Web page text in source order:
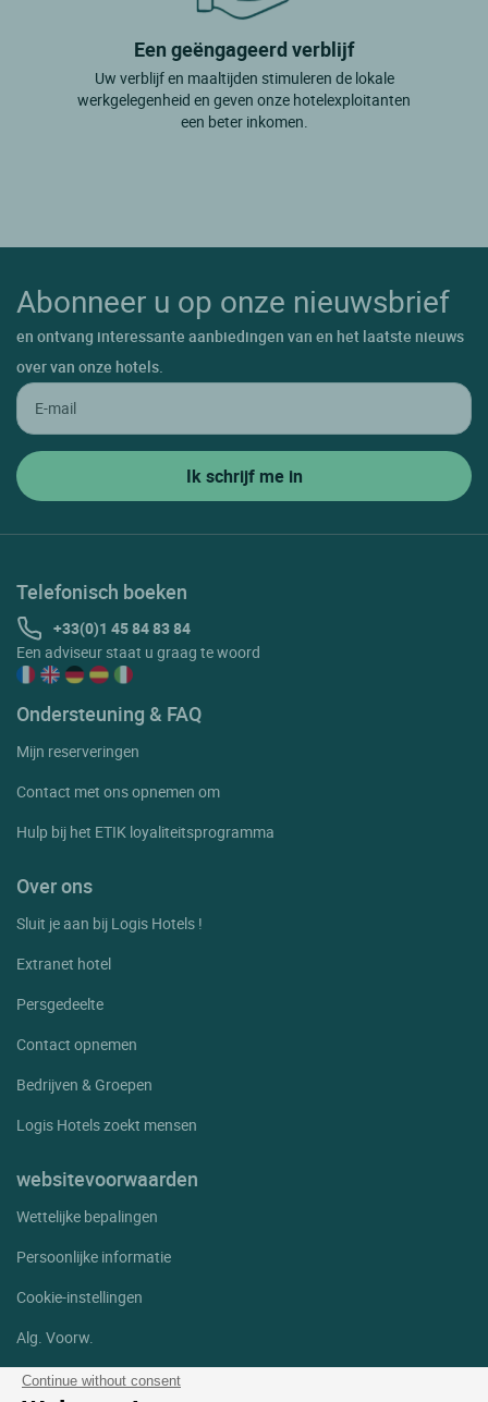
Continue without consent
Een geëngageerd verblijf
Uw verblijf en maaltijden stimuleren de lokale
werkgelegenheid en geven onze hotelexploitanten
een beter inkomen.
Abonneer u op onze nieuwsbrief
en ontvang interessante aanbiedingen van en het laatste nieuws
over van onze hotels.
Telefonisch boeken
+33(0)1 45 84 83 84
Een adviseur staat u graag te woord
Ondersteuning & FAQ
Mijn reserveringen
Contact met ons opnemen om
Hulp bij het ETIK loyaliteitsprogramma
Over ons
Sluit je aan bij Logis Hotels !
Extranet hotel
Persgedeelte
Contact opnemen
Bedrijven & Groepen
Logis Hotels zoekt mensen
websitevoorwaarden
Wettelijke bepalingen
Persoonlijke informatie
Cookie-instellingen
Alg. Voorw.
Help